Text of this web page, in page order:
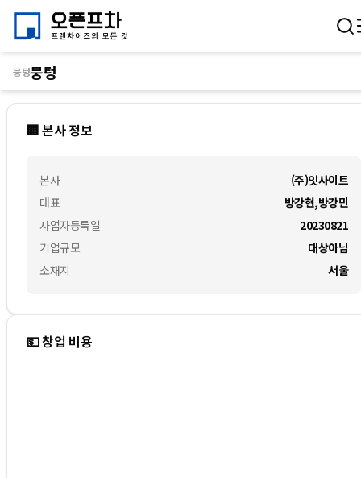
🏢 본사 정보
본사
대표
사업자등록일
기업규모
소재지
(주)잇사이트
방강현,방강민
20230821
대상아님
서울
뭉텅뭉텅
💵 창업 비용